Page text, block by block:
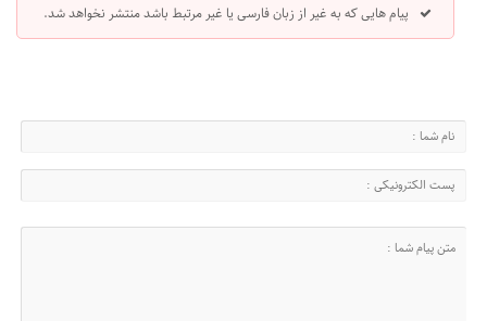
پیام هایی که به غیر از زبان فارسی یا غیر مرتبط باشد منتشر نخواهد شد.